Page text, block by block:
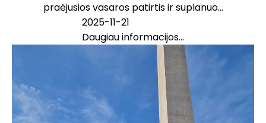
praėjusios vasaros patirtis ir suplanuo...
2025-11-21
Daugiau informacijos...